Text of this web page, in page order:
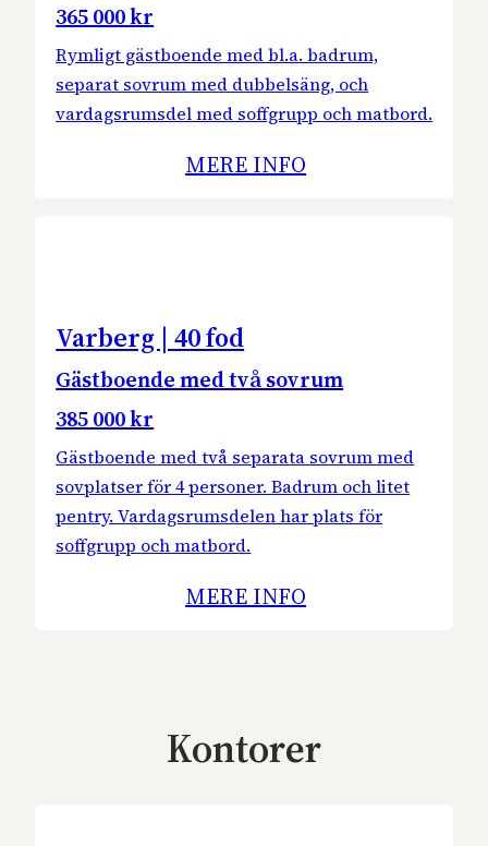
365 000 kr
Rymligt gästboende med bl.a. badrum,
separat sovrum med dubbelsäng, och
vardagsrumsdel med soffgrupp och matbord.
MERE INFO
Varberg | 40 fod
Gästboende med två sovrum
385 000 kr
Gästboende med två separata sovrum med
sovplatser för 4 personer. Badrum och litet
pentry. Vardagsrumsdelen har plats för
soffgrupp och matbord.
MERE INFO
Kontorer